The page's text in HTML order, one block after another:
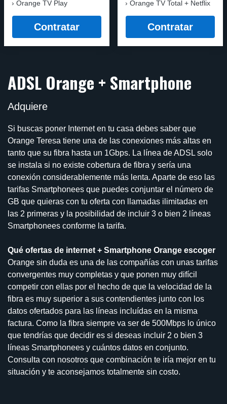
Orange TV Play
Contratar
Orange TV Total + Netflix
Contratar
ADSL Orange + Smartphone
Adquiere
Si buscas poner Internet en tu casa debes saber que
Orange Teresa tiene una de las conexiones más altas en
tanto que su fibra hasta un 1Gbps. La línea de ADSL solo
se instala si no existe cobertura de fibra y sería una
conexión considerablemente más lenta. Aparte de eso las
tarifas Smartphonees que puedes conjuntar el número de
GB que quieras con tu oferta con llamadas ilimitadas en
las 2 primeras y la posibilidad de incluir 3 o bien 2 líneas
Smartphonees conforme la tarifa.
Qué ofertas de internet + Smartphone Orange escoger
Orange sin duda es una de las compañías con unas tarifas
convergentes muy completas y que ponen muy difícil
competir con ellas por el hecho de que la velocidad de la
fibra es muy superior a sus contendientes junto con los
datos ofertados para las líneas incluídas en la misma
factura. Como la fibra siempre va ser de 500Mbps lo único
que tendrías que decidir es si deseas incluir 2 o bien 3
líneas Smartphonees y cuántos datos en conjunto.
Consulta con nosotros que combinación te iría mejor en tu
situación y te aconsejamos totalmente sin costo.